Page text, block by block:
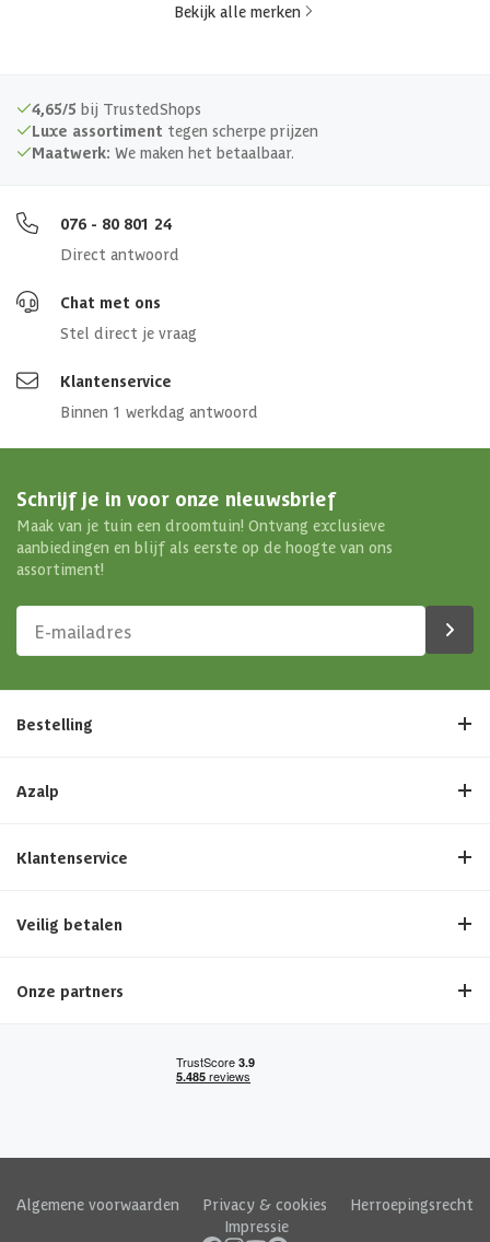
Bekijk alle merken
4,65/5 bij TrustedShops
Luxe assortiment tegen scherpe prijzen
Maatwerk: We maken het betaalbaar.
076 - 80 801 24
Direct antwoord
Chat met ons
Stel direct je vraag
Klantenservice
Binnen 1 werkdag antwoord
Schrijf je in voor onze nieuwsbrief
Maak van je tuin een droomtuin! Ontvang exclusieve
aanbiedingen en blijf als eerste op de hoogte van ons
assortiment!
Bestelling
Azalp
Klantenservice
Veilig betalen
Onze partners
Algemene voorwaarden Privacy & cookies
Herroepingsrecht
Impressie